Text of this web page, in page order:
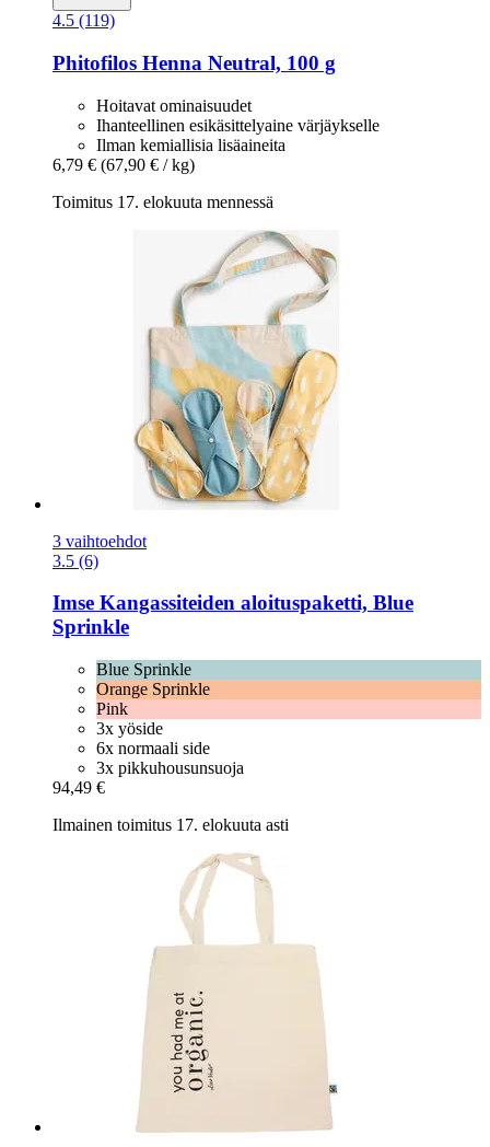
4.5 (119)
Phitofilos Henna Neutral, 100 g
Hoitavat ominaisuudet
Ihanteellinen esikäsittelyaine värjäykselle
Ilman kemiallisia lisäaineita
6,79 € (67,90 € / kg)
Toimitus 17. elokuuta mennessä
3 vaihtoehdot
3.5 (6)
Imse Kangassiteiden aloituspaketti, Blue
Sprinkle
Blue Sprinkle
Orange Sprinkle
Pink
3x yöside
6x normaali side
3x pikkuhousunsuoja
94,49 €
Ilmainen toimitus 17. elokuuta asti